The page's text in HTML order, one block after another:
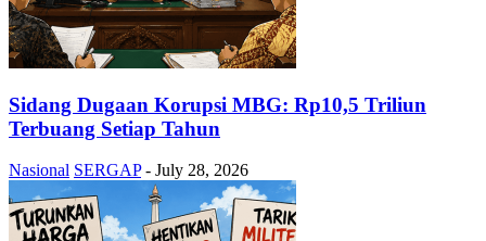
Sidang Dugaan Korupsi MBG: Rp10,5 Triliun
Terbuang Setiap Tahun
Nasional SERGAP - July 28, 2026